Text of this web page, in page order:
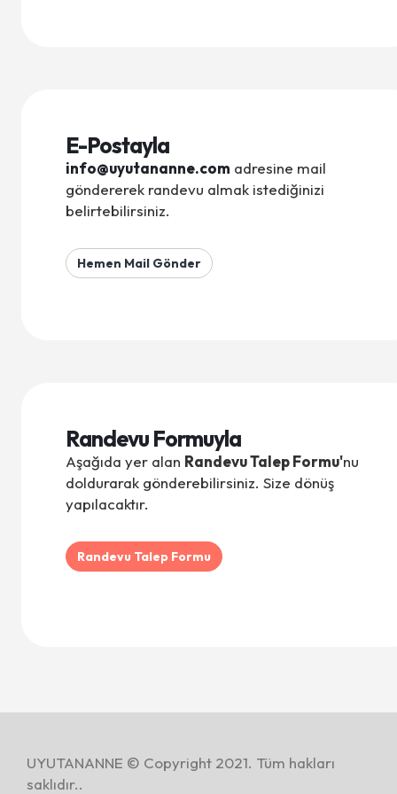
E-Postayla
info@uyutananne.com adresine mail
göndererek randevu almak istediğinizi
belirtebilirsiniz.
Hemen Mail Gönder
Randevu Formuyla
Aşağıda yer alan Randevu Talep Formu'nu
doldurarak gönderebilirsiniz. Size dönüş
yapılacaktır.
Randevu Talep Formu
UYUTANANNE © Copyright 2021. Tüm hakları
saklıdır..